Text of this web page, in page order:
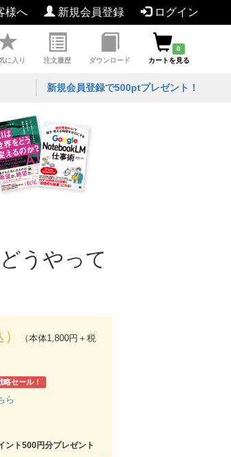
様へ 新規会員登録 ログイン
に入り 注文履歴 ダウンロード
0
カートを見る
新規会員登録で500ptプレゼント！
うやって
（本体1,800円＋税
略セール！
ら
ント500円分プレゼント